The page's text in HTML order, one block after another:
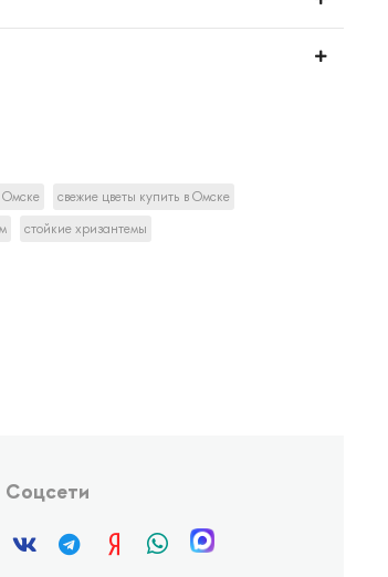
Омске
свежие цветы купить в Омске
стойкие хризантемы
Соцсети